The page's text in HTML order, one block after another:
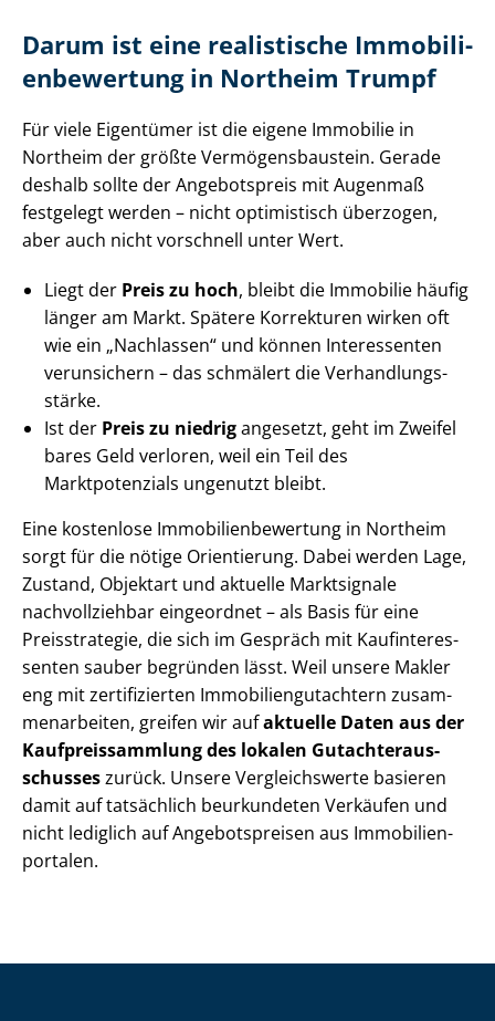
Darum ist eine realistische Im­mo­bi­li­
en­be­wer­tung in Northeim Trumpf
Für viele Eigentümer ist die eigene Immobilie in
Northeim der größte Ver­mö­gens­bau­stein. Gerade
deshalb sollte der Angebotspreis mit Augenmaß
festgelegt werden – nicht optimistisch überzogen,
aber auch nicht vorschnell unter Wert.
Liegt der Preis zu hoch, bleibt die Immobilie häufig
länger am Markt. Spätere Korrekturen wirken oft
wie ein „Nachlassen“ und können Interessenten
verunsichern – das schmälert die Ver­hand­lungs­
stär­ke.
Ist der Preis zu niedrigangesetzt, geht im Zweifel
bares Geld verloren, weil ein Teil des
Marktpotenzials ungenutzt bleibt.
Eine kostenlose Im­mo­bi­li­en­be­wer­tung in Northeim
sorgt für die nötige Orientierung. Dabei werden Lage,
Zustand, Objektart und aktuelle Marktsignale
nachvollziehbar eingeordnet – als Basis für eine
Preisstrategie, die sich im Gespräch mit Kauf­in­ter­es­
sen­ten sauber begründen lässt. Weil unsere Makler
eng mit zertifizierten Im­mo­bi­li­en­gut­ach­tern zu­sam­
men­ar­bei­ten, greifen wir aufaktuelle Daten aus der
Kauf­preis­samm­lung des lokalen Gut­ach­ter­aus­
schus­seszurück. Unsere Vergleichswerte basieren
damit auf tatsächlich beurkundeten Verkäufen und
nicht lediglich auf Angebotspreisen aus Im­mo­bi­li­en­
por­ta­len.